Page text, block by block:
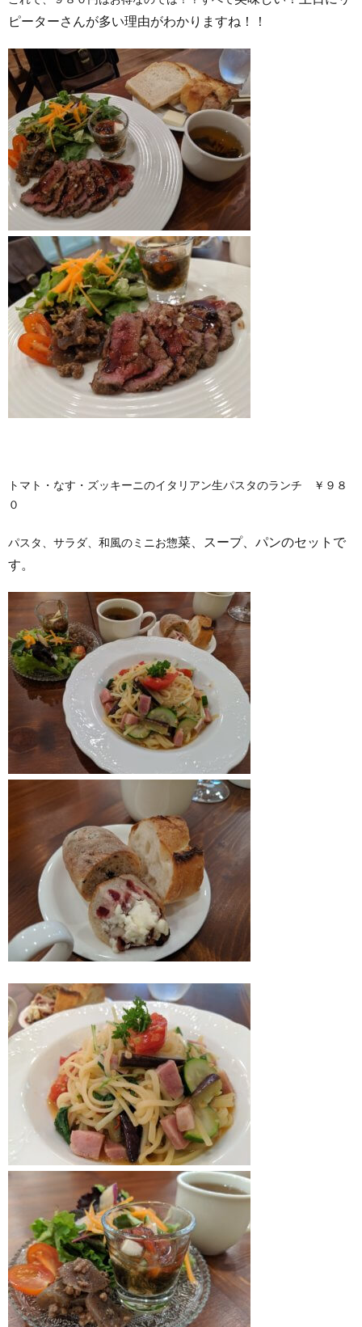
ピーターさんが多い理由がわかりますね！！
トマト・なす・ズッキーニのイタリアン生パスタのランチ ￥９８
０
パスタ、サラダ、和風のミニお惣菜、スープ、パンのセットで
す。